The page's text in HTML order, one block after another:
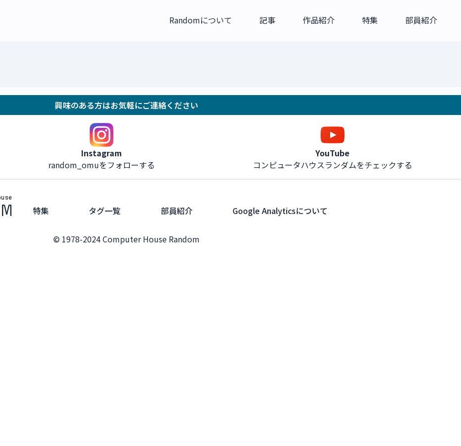
Randomについて 記事 作品紹介 特集 部員紹介
興味のある方はお気軽にご連絡ください
Instagram
random_omuをフォローする
YouTube
コンピュータハウスランダムをチェックする
特集 タグ一覧 部員紹介 Google Analyticsについて
© 1978-2024 Computer House Random